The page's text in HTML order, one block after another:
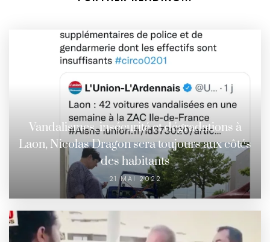
Vandalismes, insécurité et dégradations à
Laon, Nicolas Dragon sera toujours aux côtés
des habitants
21 MAI 2022